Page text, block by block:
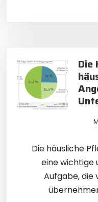
Die
Die häusliche
eine wichtige
Aufgabe, die